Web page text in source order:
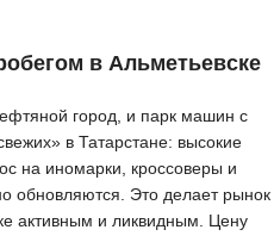
в Альметьевске
город, и парк машин с
в Татарстане: высокие
на иномарки, кроссоверы и
обновляются. Это делает рынок
активным и ликвидным. Цену